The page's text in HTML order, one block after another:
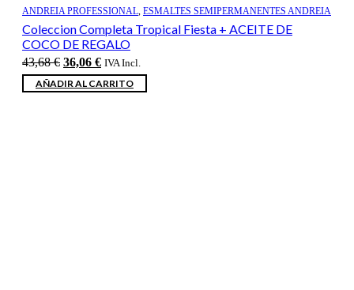
ANDREIA PROFESSIONAL, ESMALTES SEMIPERMANENTES ANDREIA
Coleccion Completa Tropical Fiesta + ACEITE DE
COCO DE REGALO
43,68€ El
precio
original
36,06 €El
precio
actual
IVA Incl.
AÑADIR AL CARRITO